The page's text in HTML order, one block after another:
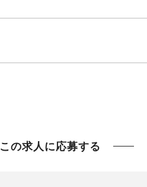
この求人に応募する